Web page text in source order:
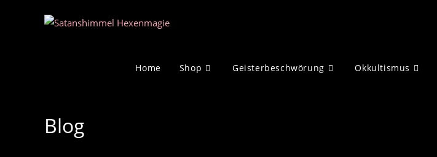
Home Shop Geisterbeschwörung Okkultismus
Blog